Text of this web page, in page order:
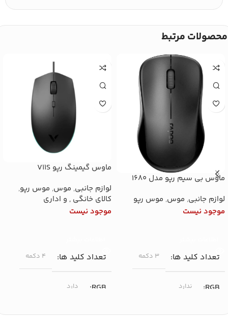
محصولات مرتبط
ماوس بی سیم رپو مدل 1680
لوازم جانبی, موس, موس رپو
موجود نیست
تعداد کلید ها ۳ دکمه
RGB ندارد
ماوس گیمینگ رپو V11S
لوازم جانبی, موس, موس رپو,
کالای خانگی , و اداری
موجود نیست
تعداد کلید ها ۴ دکمه
RGB دارد